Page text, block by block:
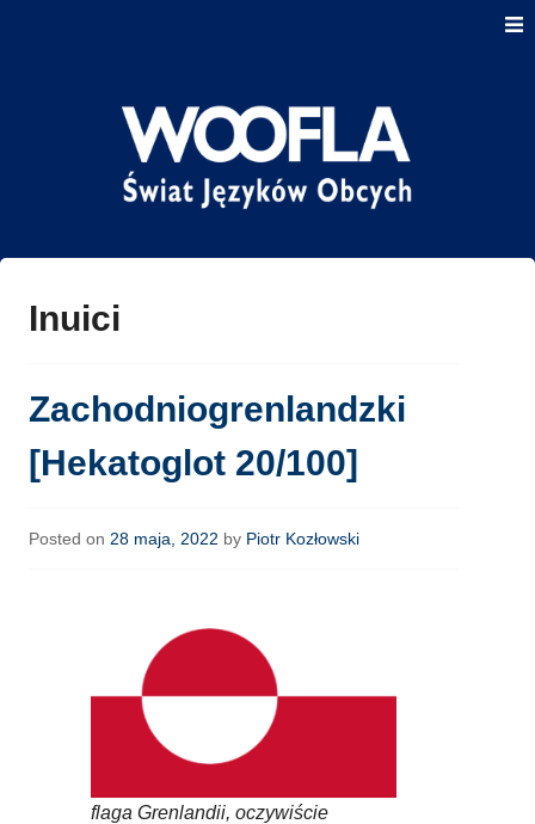
Woofla Świat Języków
Inuici
Zachodniogrenlandzki
[Hekatoglot 20/100]
Posted on 28 maja, 2022 by Piotr Kozłowski
flaga Grenlandii, oczywiście